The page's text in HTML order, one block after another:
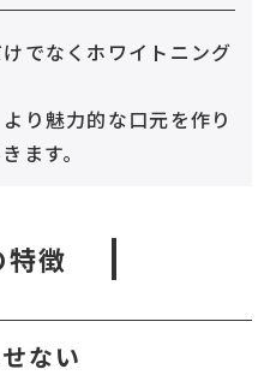
でなくホワイトニング
り魅力的な口元を作り
ます。
特徴
ない